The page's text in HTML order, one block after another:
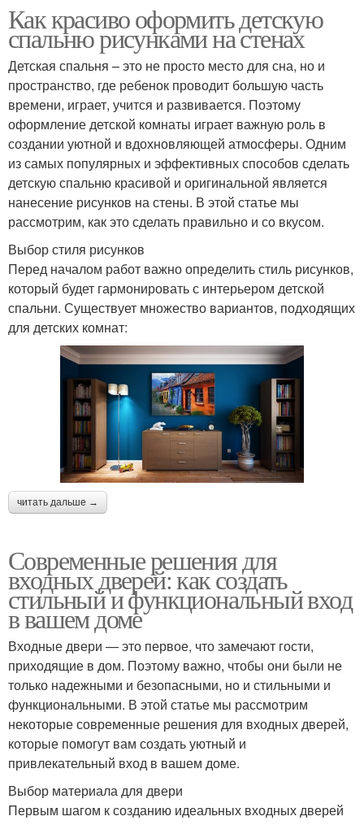
Как красиво оформить детскую
спальню рисунками на стенах
Детская спальня – это не просто место для сна, но и
пространство, где ребенок проводит большую часть
времени, играет, учится и развивается. Поэтому
оформление детской комнаты играет важную роль в
создании уютной и вдохновляющей атмосферы. Одним
из самых популярных и эффективных способов сделать
детскую спальню красивой и оригинальной является
нанесение рисунков на стены. В этой статье мы
рассмотрим, как это сделать правильно и со вкусом.
Выбор стиля рисунков
Перед началом работ важно определить стиль рисунков,
который будет гармонировать с интерьером детской
спальни. Существует множество вариантов, подходящих
для детских комнат:
читать дальше →
Современные решения для
входных дверей: как создать
стильный и функциональный вход
в вашем доме
Входные двери — это первое, что замечают гости,
приходящие в дом. Поэтому важно, чтобы они были не
только надежными и безопасными, но и стильными и
функциональными. В этой статье мы рассмотрим
некоторые современные решения для входных дверей,
которые помогут вам создать уютный и
привлекательный вход в вашем доме.
Выбор материала для двери
Первым шагом к созданию идеальных входных дверей